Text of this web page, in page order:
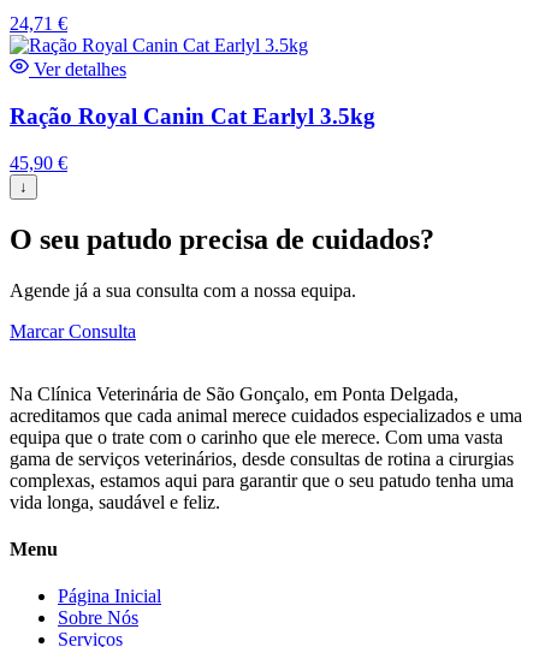
24,71 €
Ver detalhes
Ração Royal Canin Cat Earlyl 3.5kg
45,90 €
↓
O seu patudo precisa de cuidados?
Agende já a sua consulta com a nossa equipa.
Marcar Consulta
Na Clínica Veterinária de São Gonçalo, em Ponta Delgada,
acreditamos que cada animal merece cuidados especializados e uma
equipa que o trate com o carinho que ele merece. Com uma vasta
gama de serviços veterinários, desde consultas de rotina a cirurgias
complexas, estamos aqui para garantir que o seu patudo tenha uma
vida longa, saudável e feliz.
Menu
Página Inicial
Sobre Nós
Serviços